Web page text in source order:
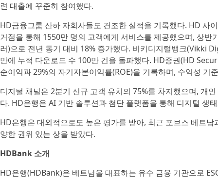
련 대출에 꾸준히 참여했다.
HD금융그룹 산하 자회사들도 견조한 실적을 기록했다. HD 사
거점을 통해 1550만 명의 고객에게 서비스를 제공했으며, 상
러)으로 전년 동기 대비 18% 증가했다. 비키디지털뱅크(Vikki
만에 누적 다운로드 수 100만 건을 돌파했다. HD증권(HD
순이익과 29%의 자기자본이익률(ROE)을 기록하며, 수익성 기
디지털 채널은 2분기 신규 고객 유치의 75%를 차지했으며, 개
다. HD은행은 AI 기반 솔루션과 첨단 플랫폼을 통해 디지털 생
HD은행은 대외적으로도 높은 평가를 받아, 최근 포브스 베트
양한 권위 있는 상을 받았다.
HDBank 소개
HD은행(HDBank)은 베트남을 대표하는 유수 금융 기관으로